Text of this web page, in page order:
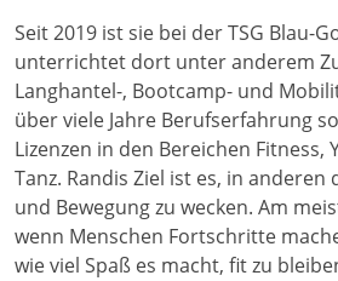
Seit 2019 ist sie bei der TSG Blau-
unterrichtet dort unter anderem
Langhantel-, Bootcamp- und
über viele Jahre Berufserfahrung
Lizenzen in den Bereichen Fitness,
Tanz. Randis Ziel ist es, in anderen
und Bewegung zu wecken. Am
wenn Menschen Fortschritte
wie viel Spaß es macht, fit zu